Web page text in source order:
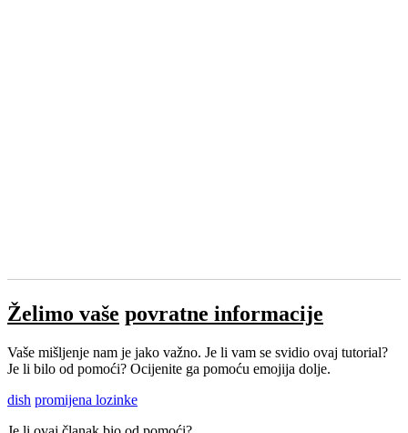
Želimo vaše povratne informacije
Vaše mišljenje nam je jako važno. Je li vam se svidio ovaj tutorial?
Je li bilo od pomoći? Ocijenite ga pomoću emojija dolje.
dish promijena lozinke